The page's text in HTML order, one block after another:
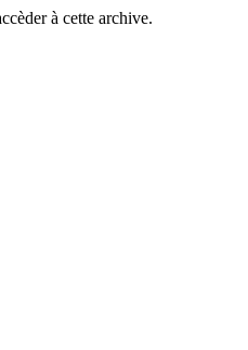
à cette archive.